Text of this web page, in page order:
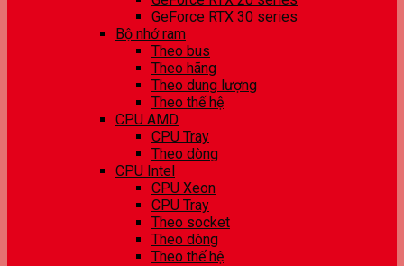
GeForce RTX 30 series
Bộ nhớ ram
Theo bus
Theo hãng
Theo dung lượng
Theo thế hệ
CPU AMD
CPU Tray
Theo dòng
CPU Intel
CPU Xeon
CPU Tray
Theo socket
Theo dòng
Theo thế hệ